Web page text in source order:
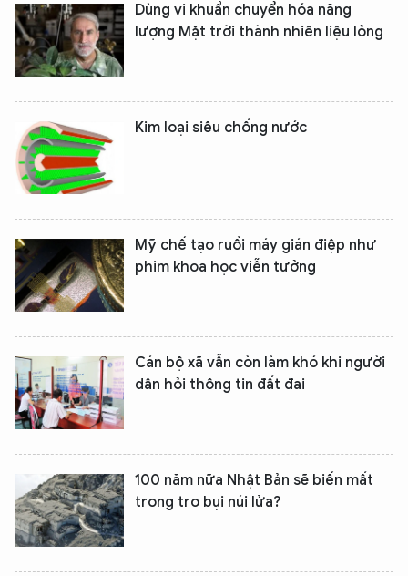
Dùng vi khuẩn chuyển hóa năng
lượng Mặt trời thành nhiên liệu lỏng
Kim loại siêu chống nước
Mỹ chế tạo ruồi máy gián điệp như
phim khoa học viễn tưởng
Cán bộ xã vẫn còn làm khó khi người
dân hỏi thông tin đất đai
100 năm nữa Nhật Bản sẽ biến mất
trong tro bụi núi lửa?